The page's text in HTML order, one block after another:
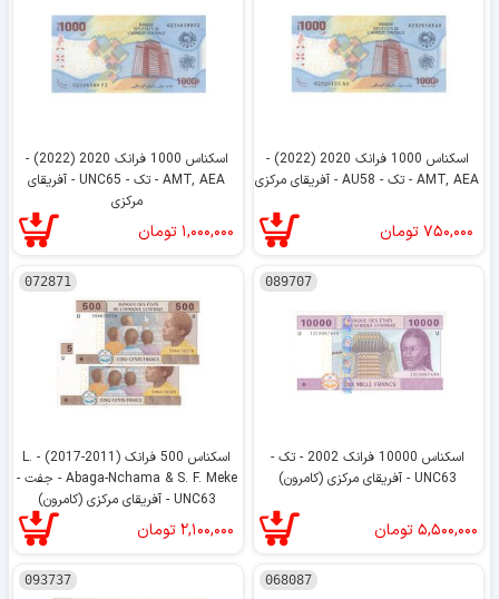
اسکناس 1000 فرانک 2020 (2022) -
AMT, AEA - تک - AU58 - آفریقای مرکزی
۷۵۰,۰۰۰ تومان
اسکناس 1000 فرانک 2020 (2022) -
AMT, AEA - تک - UNC65 - آفریقای
مرکزی
۱,۰۰۰,۰۰۰ تومان
089707
اسکناس 10000 فرانک 2002 - تک -
UNC63 - آفریقای مرکزی (کامرون)
۵,۵۰۰,۰۰۰تومان
072871
اسکناس 500 فرانک (2011-2017) - L.
Abaga-Nchama & S. F. Meke - جفت -
UNC63 - آفریقای مرکزی (کامرون)
۲,۱۰۰,۰۰۰تومان
068087
093737